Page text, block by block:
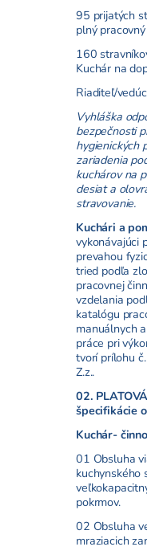
95 prijatých
plný
160
Kuchár na
Riaditeľ/
Vyhláška
bezpečnosti
hygienických
zariadenia
kuchárov na
desiat a
stravovanie.
Kuchári a
vykonávajúci
prevahou
tried podľa
pracovnej
vzdelania
katalógu
manuálnych
práce pri
tvorí prílohu
Z.z..
02.
špecifikácie
Kuchár-
01 Obsluha
kuchynského
pokrmov.
02 Obsluha
mraziacich